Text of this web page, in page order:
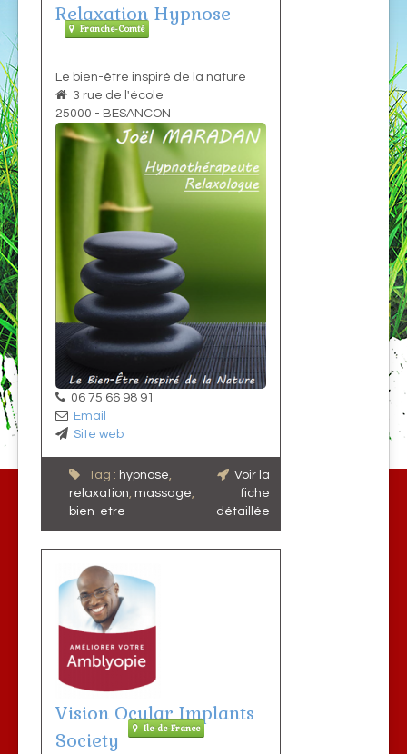
Relaxation Hypnose
Franche-Comté
Le bien-être inspiré de la nature
3 rue de l'école
25000 - BESANCON
06 75 66 98 91
Email
Site web
Tag : hypnose,
relaxation, massage,
bien-etre
Voir la
fiche
détaillée
Vision Ocular Implants
Society
Ile-de-France